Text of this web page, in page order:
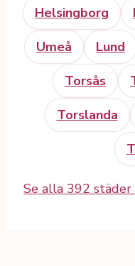
Helsingborg
Umeå
Lund
Torsås
Torslanda
Se alla 392